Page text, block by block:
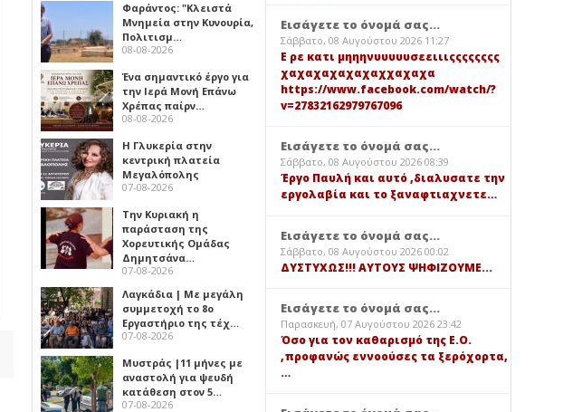
Φαράντος: "Κλειστά
Μνημεία στην Κυνουρία,
Πολιτισμ…
08-08-2026
Ένα σημαντικό έργο για
την Ιερά Μονή Επάνω
Χρέπας παίρν…
08-08-2026
Η Γλυκερία στην
κεντρική πλατεία
Μεγαλόπολης
07-08-2026
Την Κυριακή η
παράσταση της
Χορευτικής Ομάδας
Δημητσάνα…
07-08-2026
Λαγκάδια | Με μεγάλη
συμμετοχή το 8ο
Εργαστήριο της τέχ…
07-08-2026
Μυστράς |11 μήνες με
αναστολή για ψευδή
κατάθεση στον 5…
07-08-2026
Εισάγετε το όνομά σας...
Σάββατο, 08 Αυγούστου 2026 11:27
Ε ρε κατι μηηηνυυυυυσεειιιςςςςςςςς
χαχαχαχαχαχαχχαχαχα
https://www.facebook.com/watch/?
v=27832162979767096
Εισάγετε το όνομά σας...
Σάββατο, 08 Αυγούστου 2026 08:39
Έργο Παυλή και αυτό ,διαλυσατε την
εργολαβία και το ξαναφτιαχνετε…
Εισάγετε το όνομά σας...
Σάββατο, 08 Αυγούστου 2026 00:02
ΔΥΣΤΥΧΩΣ!!! ΑΥΤΟΥΣ ΨΗΦΙΖΟΥΜΕ...
Εισάγετε το όνομά σας...
Παρασκευή, 07 Αυγούστου 2026 23:42
Όσο για τον καθαρισμό της Ε.Ο.
,προφανώς εννοούσες τα ξερόχορτα,
…